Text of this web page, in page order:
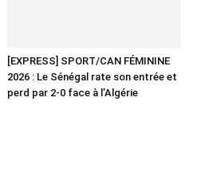
[EXPRESS] SPORT/CAN FÉMININE
2026 : Le Sénégal rate son entrée et
perd par 2-0 face à l’Algérie